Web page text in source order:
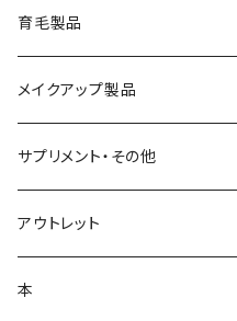
乳液
クリーム
日焼け止め
シャンプー・リンス
コラージュフルフル泡石鹸
アクセーヌ
キュアデイズ
育毛製品
まつ毛美容液
メイクアップ製品
ビューティフルスキン
サプリメント・その他
飲む日焼け止め
髪の毛サプリ
アウトレット
本